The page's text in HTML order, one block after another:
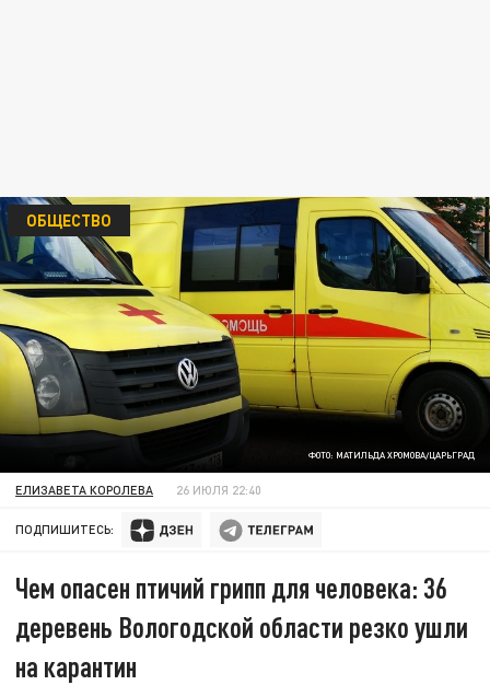
ФОТО: МАТИЛЬДА ХРОМОВА/ЦАРЬГРАД
ОБЩЕСТВО
ЕЛИЗАВЕТА КОРОЛЕВА 26 ИЮЛЯ 22:40
ПОДПИШИТЕСЬ:
Чем опасен птичий грипп для человека: 36
деревень Вологодской области резко ушли
на карантин